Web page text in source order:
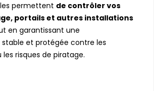
permettent de contrôler vos
portails et autres installations
en garantissant une
et protégée contre les
risques de piratage.